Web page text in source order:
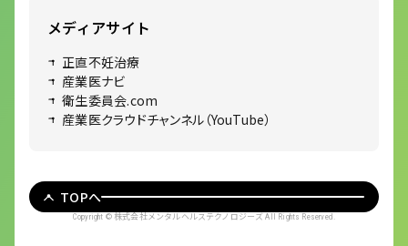
メディアサイト
正直不妊治療
産業医ナビ
衛生委員会.com
産業医クラウドチャンネル（YouTube）
Copyright ©株式会社メンタルヘルステクノロジーズAll Rights Reserved.
TOPへ